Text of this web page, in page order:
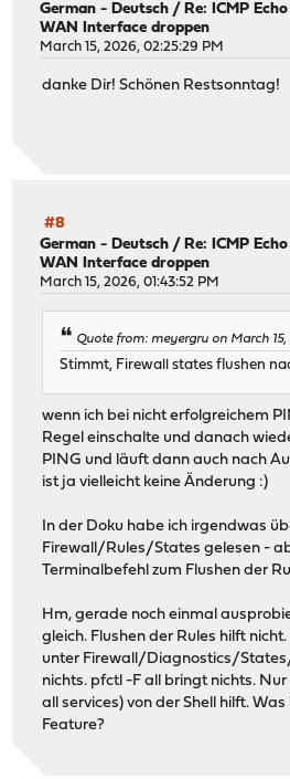
German - Deutsch /Re: ICMP
WAN Interface droppen
March 15, 2026, 02:25:29 PM
danke Dir! Schönen Restsonntag!
#8
German - Deutsch /Re: ICMP
WAN Interface droppen
March 15, 2026, 01:43:52 PM
Quote from: meyergru on March
Stimmt, Firewall states flushen
wenn ich bei nicht erfolgreichem
Regel einschalte und danach
PING und läuft dann auch nach
ist ja vielleicht keine Änderung :)
In der Doku habe ich irgendwas
Firewall/Rules/States gelesen -
Terminalbefehl zum Flushen der
Hm, gerade noch einmal
gleich. Flushen der Rules hilft
unter Firewall/Diagnostics/
nichts. pfctl -F all bringt nichts. Nur
all services) von der Shell hilft.
Feature?